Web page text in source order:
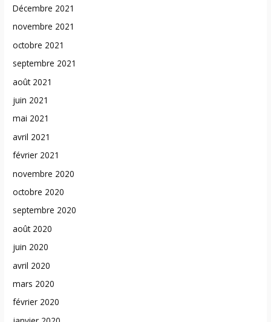
Décembre 2021
novembre 2021
octobre 2021
septembre 2021
août 2021
juin 2021
mai 2021
avril 2021
février 2021
novembre 2020
octobre 2020
septembre 2020
août 2020
juin 2020
avril 2020
mars 2020
février 2020